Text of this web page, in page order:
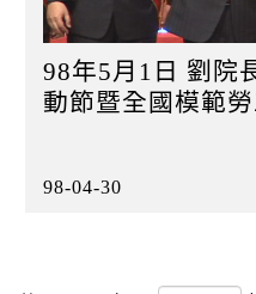
98年5月1日 劉院
動節暨全國模範勞
98-04-30